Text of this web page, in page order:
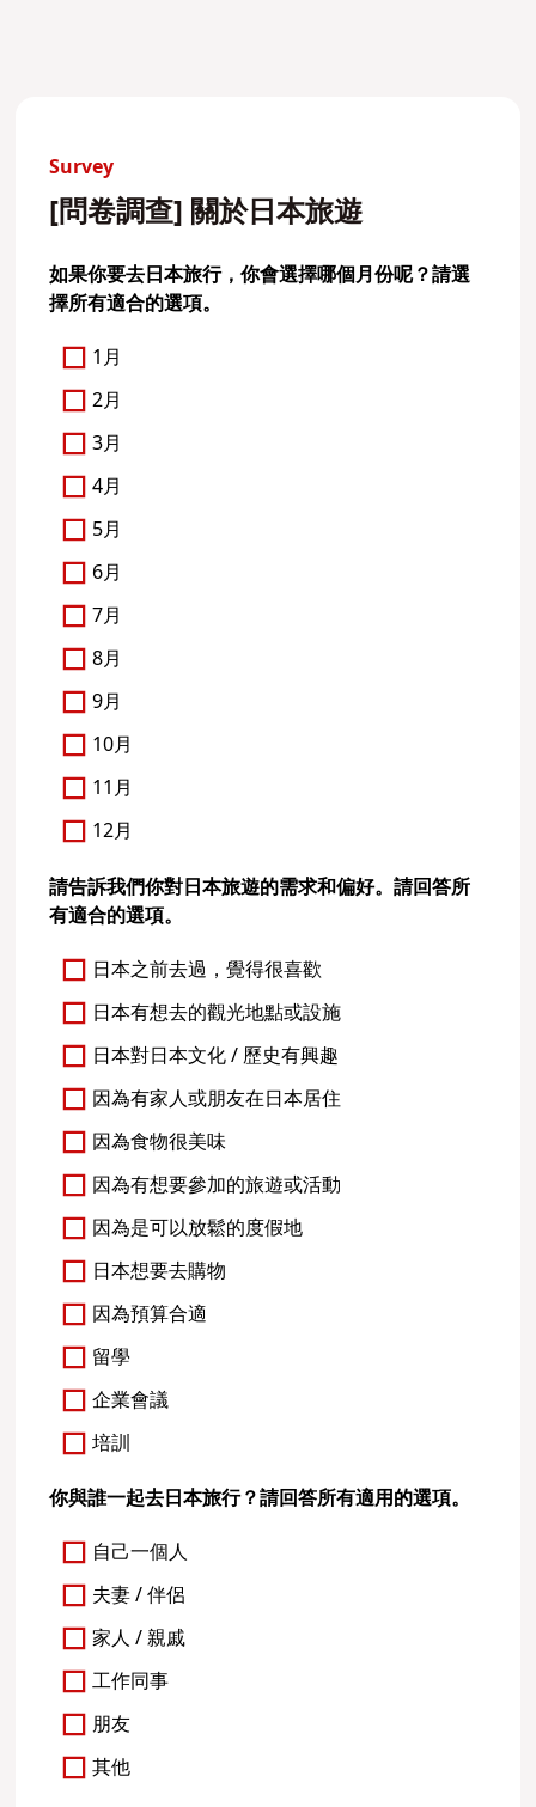
Survey
[問卷調查] 關於日本旅遊
如果你要去日本旅行，你會選擇哪個月份呢？請選
擇所有適合的選項。
1月
2月
3月
4月
5月
6月
7月
8月
9月
10月
11月
12月
請告訴我們你對日本旅遊的需求和偏好。請回答所
有適合的選項。
日本之前去過，覺得很喜歡
日本有想去的觀光地點或設施
日本對日本文化 / 歷史有興趣
因為有家人或朋友在日本居住
因為食物很美味
因為有想要參加的旅遊或活動
因為是可以放鬆的度假地
日本想要去購物
因為預算合適
留學
企業會議
培訓
你與誰一起去日本旅行？請回答所有適用的選項。
自己一個人
夫妻 / 伴侶
家人 / 親戚
工作同事
朋友
其他